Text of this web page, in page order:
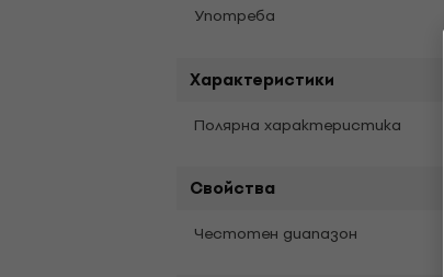
Употреба
Характеристики
Полярна характеристика
Свойства
Честотен диапазон